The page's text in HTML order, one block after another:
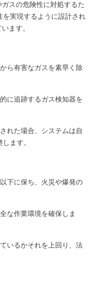
スの危険性に対処するた
実現するように設計され
ます。
ら有害なガスを素早く除
に追跡するガス検知器を
れた場合、システムは自
ます。
下に保ち、火災や爆発の
な作業環境を確保しま
いるかそれを上回り、法